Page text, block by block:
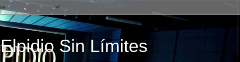
Elpidio Sin Límites